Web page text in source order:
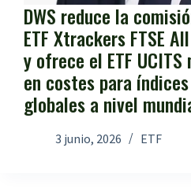
DWS reduce la
ETF Xtrackers FTSE
y ofrece el ETF
en costes para
globales a nivel
3 junio, 2026 ETF